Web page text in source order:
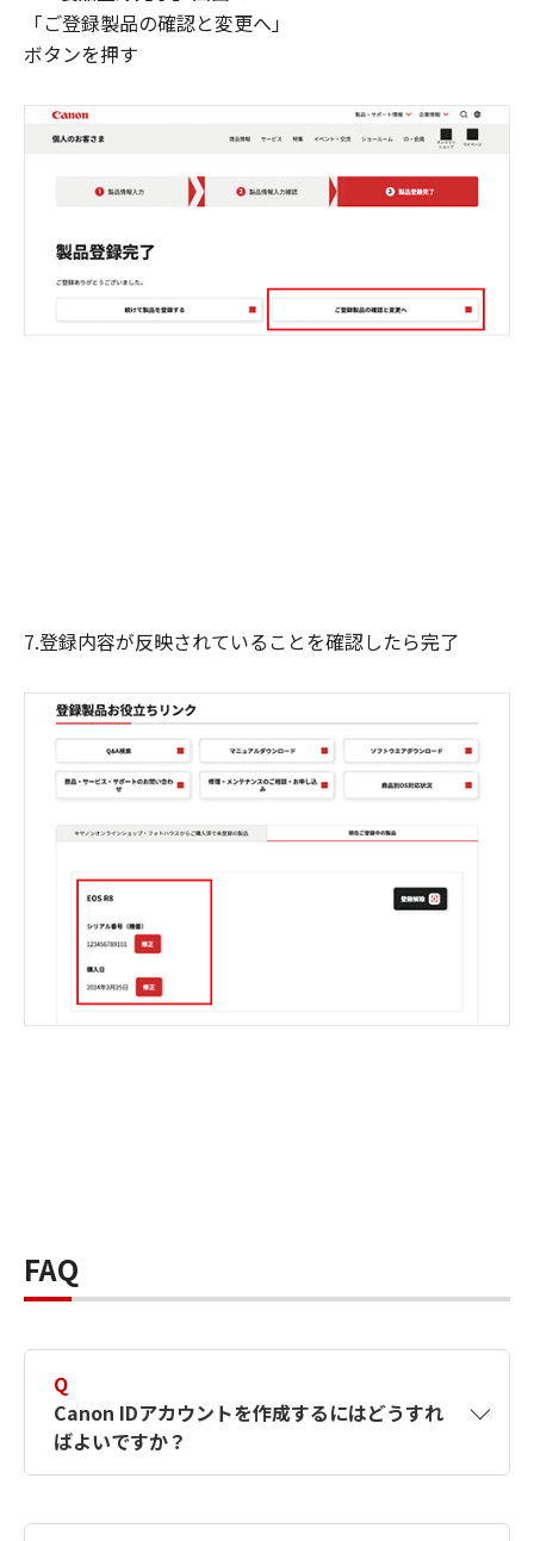
「ご登録製品の確認と変更へ」
ボタンを押す
7.登録内容が反映されていることを確認したら完了
FAQ
Q
Canon IDアカウントを作成するにはどうすれ
ばよいですか？